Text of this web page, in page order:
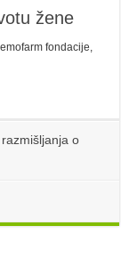
žene
fondacije,
o